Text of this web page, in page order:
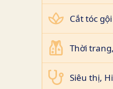
Cắt tóc
Thời
Siêu thị,